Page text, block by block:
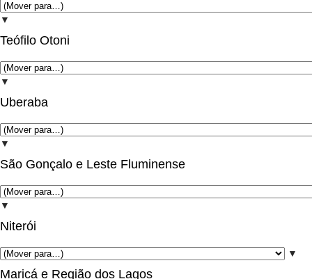
▼
Teófilo Otoni
▼
Uberaba
▼
São Gonçalo e Leste Fluminense
▼
Niterói
▼
Maricá e Região dos Lagos